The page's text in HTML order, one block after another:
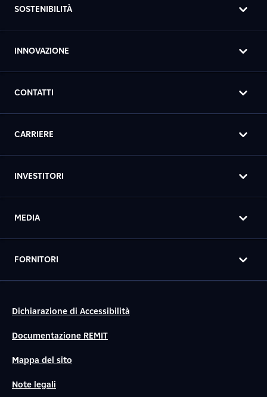
SOSTENIBILITÀ
INNOVAZIONE
CONTATTI
CARRIERE
INVESTITORI
MEDIA
FORNITORI
Dichiarazione di Accessibilità
Documentazione REMIT
Mappa del sito
Note legali